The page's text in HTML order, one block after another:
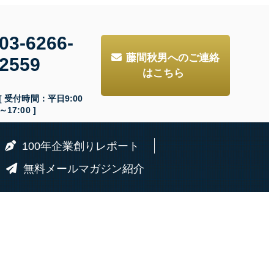
6266-
受付時間：平日9:00
17:00 ]
藤間秋男へのご連絡
はこちら
100年企業創りレポート
無料メールマガジン紹介